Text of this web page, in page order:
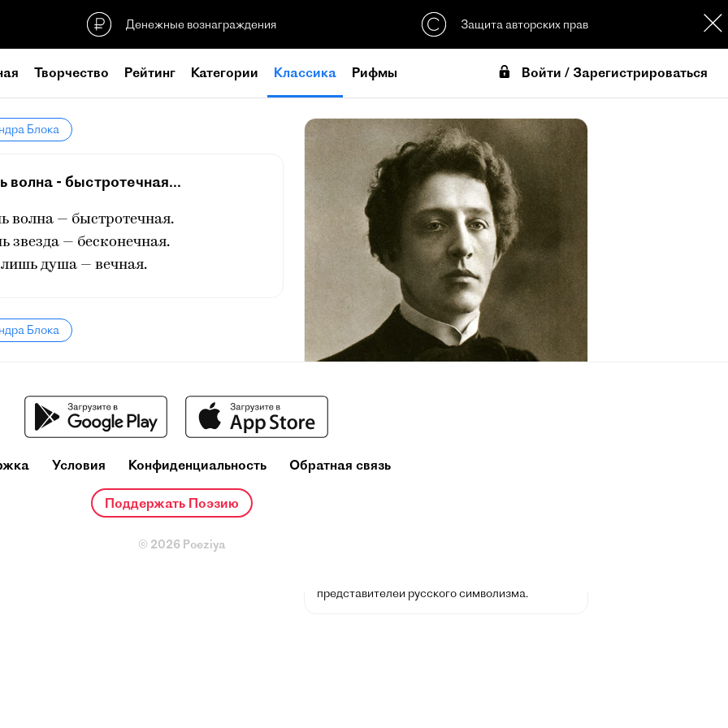
Денежные вознаграждения Защита авторских прав
Творчество Рейтинг Категории Классика Рифмы Войти / Зарегистрироваться
Блока
волна - быстротечная...
волна — быстротечная.
звезда — бесконечная.
душа — вечная.
Блока
Александр Блок
представителей русского символизма.
Условия Конфиденциальность Обратная связь
Поддержать Поэзию
© 2026 Poeziya